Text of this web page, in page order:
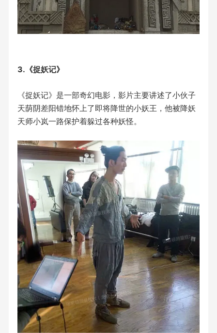
3.《捉妖记》
《捉妖记》是一部奇幻电影，影片主要讲述了小伙子
天荫阴差阳错地怀上了即将降世的小妖王，他被降妖
天师小岚一路保护着躲过各种妖怪。